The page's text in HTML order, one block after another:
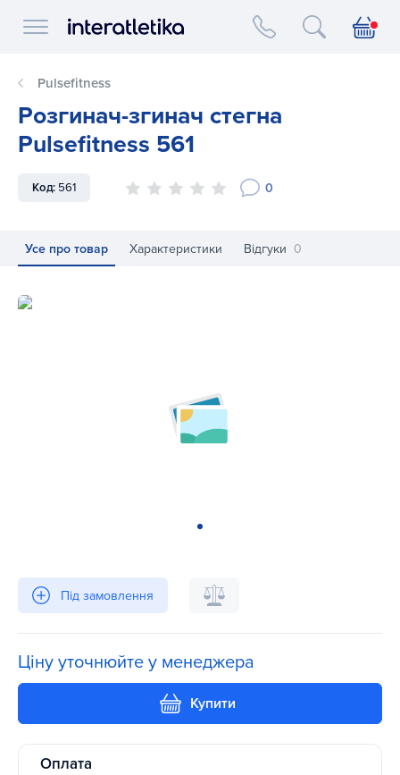
Interatletika logo
Pulsefitness
Розгинач-згинач стегна
Pulsefitness 561
Код: 561 0
Усе про товар Характеристики Відгуки 0
Розгинач-згинач стегна Pulsefitness 561
Під замовлення
Ціну уточнюйте у менеджера
Купити
Оплата